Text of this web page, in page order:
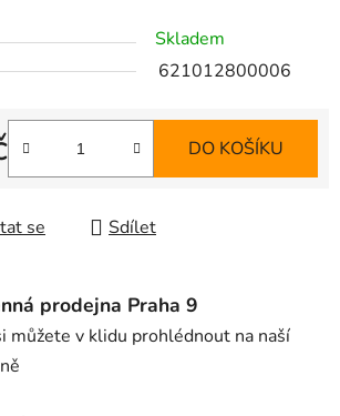
Skladem
621012800006
DO KOŠÍKU
se Sdílet
prodejna Praha 9
můžete v klidu prohlédnout na naší